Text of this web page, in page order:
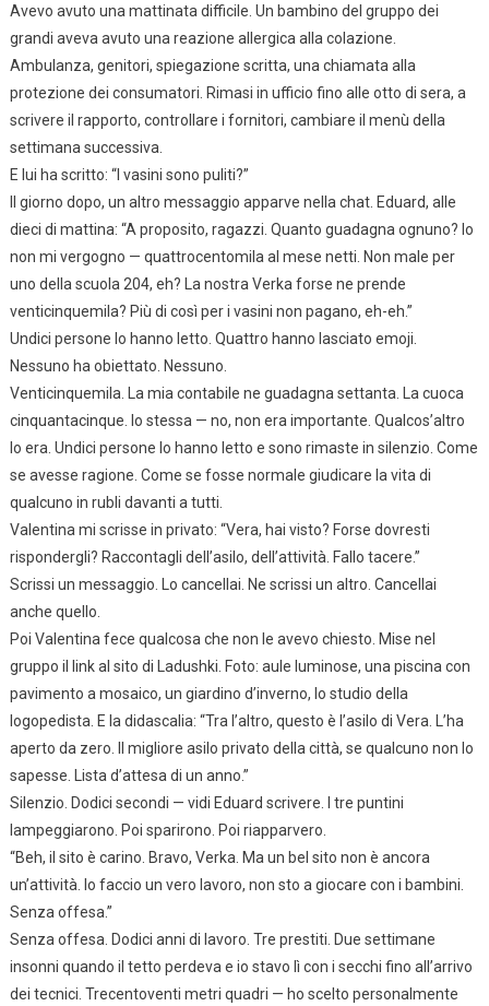
Avevo avuto una mattinata difficile. Un bambino del gruppo dei
grandi aveva avuto una reazione allergica alla colazione.
Ambulanza, genitori, spiegazione scritta, una chiamata alla
protezione dei consumatori. Rimasi in ufficio fino alle otto di sera, a
scrivere il rapporto, controllare i fornitori, cambiare il menù della
settimana successiva.
E lui ha scritto: “I vasini sono puliti?”
Il giorno dopo, un altro messaggio apparve nella chat. Eduard, alle
dieci di mattina: “A proposito, ragazzi. Quanto guadagna ognuno? Io
non mi vergogno — quattrocentomila al mese netti. Non male per
uno della scuola 204, eh? La nostra Verka forse ne prende
venticinquemila? Più di così per i vasini non pagano, eh-eh.”
Undici persone lo hanno letto. Quattro hanno lasciato emoji.
Nessuno ha obiettato. Nessuno.
Venticinquemila. La mia contabile ne guadagna settanta. La cuoca
cinquantacinque. Io stessa — no, non era importante. Qualcos’altro
lo era. Undici persone lo hanno letto e sono rimaste in silenzio. Come
se avesse ragione. Come se fosse normale giudicare la vita di
qualcuno in rubli davanti a tutti.
Valentina mi scrisse in privato: “Vera, hai visto? Forse dovresti
rispondergli? Raccontagli dell’asilo, dell’attività. Fallo tacere.”
Scrissi un messaggio. Lo cancellai. Ne scrissi un altro. Cancellai
anche quello.
Poi Valentina fece qualcosa che non le avevo chiesto. Mise nel
gruppo il link al sito di Ladushki. Foto: aule luminose, una piscina con
pavimento a mosaico, un giardino d’inverno, lo studio della
logopedista. E la didascalia: “Tra l’altro, questo è l’asilo di Vera. L’ha
aperto da zero. Il migliore asilo privato della città, se qualcuno non lo
sapesse. Lista d’attesa di un anno.”
Silenzio. Dodici secondi — vidi Eduard scrivere. I tre puntini
lampeggiarono. Poi sparirono. Poi riapparvero.
“Beh, il sito è carino. Bravo, Verka. Ma un bel sito non è ancora
un’attività. Io faccio un vero lavoro, non sto a giocare con i bambini.
Senza offesa.”
Senza offesa. Dodici anni di lavoro. Tre prestiti. Due settimane
insonni quando il tetto perdeva e io stavo lì con i secchi fino all’arrivo
dei tecnici. Trecentoventi metri quadri — ho scelto personalmente